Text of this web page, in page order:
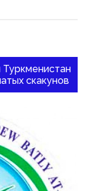
скакунов